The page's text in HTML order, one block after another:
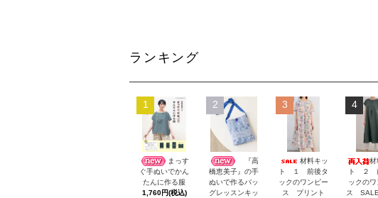
ランキング
1
まっす
ぐ手ぬいでかん
たんに作る服
1,760円(税込)
2
『高
橋恵美子』の手
ぬいで作るバッ
グレッスンキッ
3
材料キッ
ト １ 前後タ
ックのワンピー
ス プリント
4
材
ト ２
ックのワ
ス